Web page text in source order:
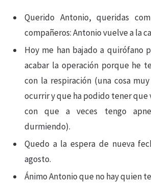
Querido Antonio, queridas
compañeros: Antonio vuelve a la
Hoy me han bajado a quirófano
acabar la operación porque he
con la respiración (una cosa
ocurrir y que ha podido tener que
con que a veces tengo
durmiendo).
Quedo a la espera de nueva
agosto.
Ánimo Antonio que no hay quien